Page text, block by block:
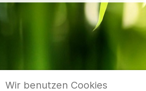
Wir benutzen Cookies